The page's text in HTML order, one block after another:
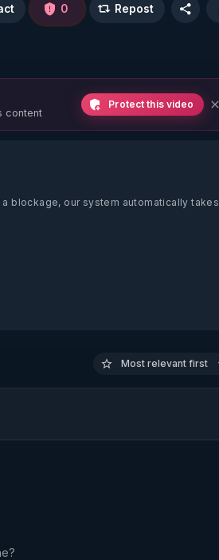
0 Repost
content
Protect this video
blockage, our system automatically takes
Most relevant first